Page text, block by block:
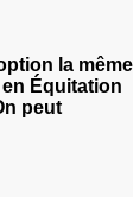
la même
Équitation
peut